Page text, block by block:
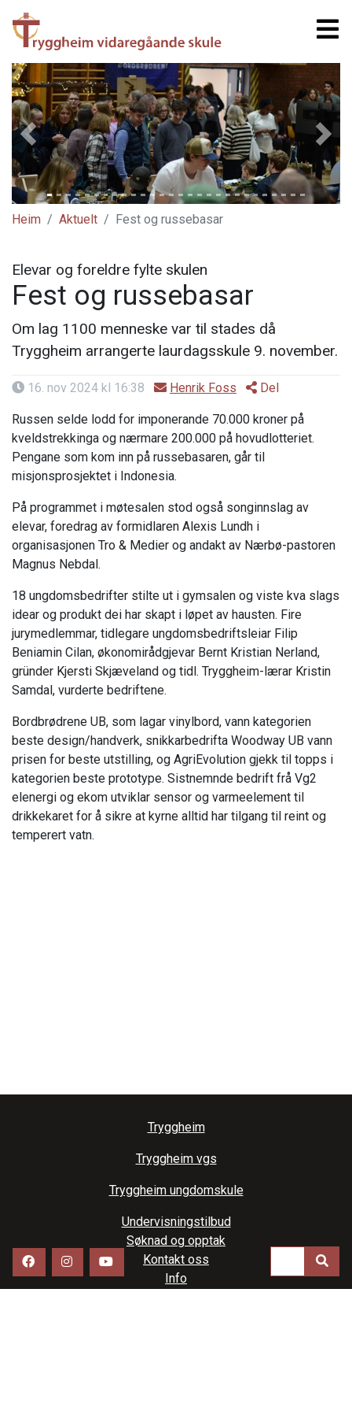
Previous Next
Heim Aktuelt Fest og russebasar
Elevar og foreldre fylte skulen
Fest og russebasar
Om lag 1100 menneske var til stades då
Tryggheim arrangerte laurdagsskule 9. november.
16. nov 2024 kl 16:38 Henrik Foss Del
Russen selde lodd for imponerande 70.000 kroner på
kveldstrekkinga og nærmare 200.000 på hovudlotteriet.
Pengane som kom inn på russebasaren, går til
misjonsprosjektet i Indonesia.
På programmet i møtesalen stod også songinnslag av
elevar, foredrag av formidlaren Alexis Lundh i
organisasjonen Tro & Medier og andakt av Nærbø-pastoren
Magnus Nebdal.
18 ungdomsbedrifter stilte ut i gymsalen og viste kva slags
idear og produkt dei har skapt i løpet av hausten. Fire
jurymedlemmar, tidlegare ungdomsbedriftsleiar Filip
Beniamin Cilan, økonomirådgjevar Bernt Kristian Nerland,
gründer Kjersti Skjæveland og tidl. Tryggheim-lærar Kristin
Samdal, vurderte bedriftene.
Bordbrødrene UB, som lagar vinylbord, vann kategorien
beste design/handverk, snikkarbedrifta Woodway UB vann
prisen for beste utstilling, og AgriEvolution gjekk til topps i
kategorien beste prototype. Sistnemnde bedrift frå Vg2
elenergi og ekom utviklar sensor og varmeelement til
drikkekaret for å sikre at kyrne alltid har tilgang til reint og
temperert vatn.
Tryggheim
Tryggheim vgs
Tryggheim ungdomskule
Undervisningstilbud
Søknad og opptak
Kontakt oss
Info